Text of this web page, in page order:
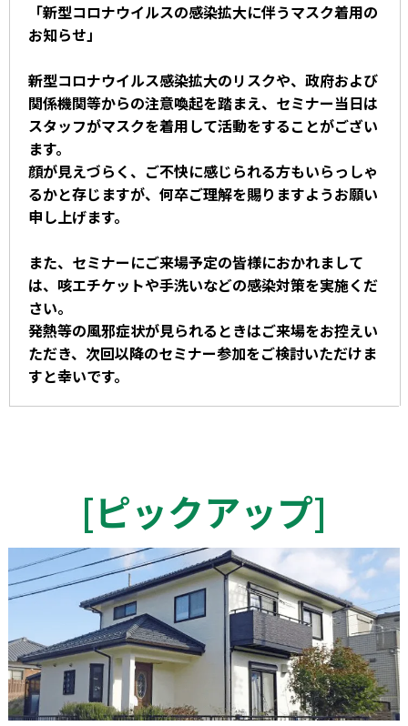
「新型コロナウイルスの感染拡大に伴うマスク着用の
お知らせ」
新型コロナウイルス感染拡大のリスクや、政府および
関係機関等からの注意喚起を踏まえ、セミナー当日は
スタッフがマスクを着用して活動をすることがござい
ます。
顔が見えづらく、ご不快に感じられる方もいらっしゃ
るかと存じますが、何卒ご理解を賜りますようお願い
申し上げます。
また、セミナーにご来場予定の皆様におかれまして
は、咳エチケットや手洗いなどの感染対策を実施くだ
さい。
発熱等の風邪症状が見られるときはご来場をお控えい
ただき、次回以降のセミナー参加をご検討いただけま
すと幸いです。
[ピックアップ]